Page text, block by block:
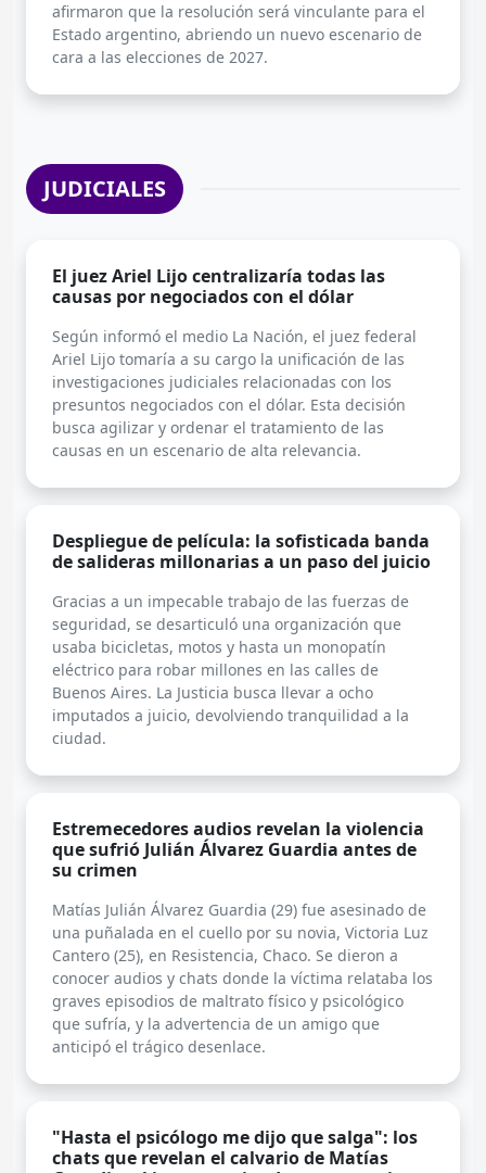
afirmaron que la resolución será vinculante para el
Estado argentino, abriendo un nuevo escenario de
cara a las elecciones de 2027.
JUDICIALES
El juez Ariel Lijo centralizaría todas las
causas por negociados con el dólar
Según informó el medio La Nación, el juez federal
Ariel Lijo tomaría a su cargo la unificación de las
investigaciones judiciales relacionadas con los
presuntos negociados con el dólar. Esta decisión
busca agilizar y ordenar el tratamiento de las
causas en un escenario de alta relevancia.
Despliegue de película: la sofisticada banda
de salideras millonarias a un paso del juicio
Gracias a un impecable trabajo de las fuerzas de
seguridad, se desarticuló una organización que
usaba bicicletas, motos y hasta un monopatín
eléctrico para robar millones en las calles de
Buenos Aires. La Justicia busca llevar a ocho
imputados a juicio, devolviendo tranquilidad a la
ciudad.
Estremecedores audios revelan la violencia
que sufrió Julián Álvarez Guardia antes de
su crimen
Matías Julián Álvarez Guardia (29) fue asesinado de
una puñalada en el cuello por su novia, Victoria Luz
Cantero (25), en Resistencia, Chaco. Se dieron a
conocer audios y chats donde la víctima relataba los
graves episodios de maltrato físico y psicológico
que sufría, y la advertencia de un amigo que
anticipó el trágico desenlace.
"Hasta el psicólogo me dijo que salga": los
chats que revelan el calvario de Matías